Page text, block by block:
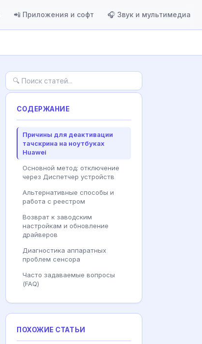
📲 Приложения и софт 🎧 Звук и мультимедиа
СОДЕРЖАНИЕ
Причины для деактивации
тачскрина на ноутбуках
Huawei
Основной метод: отключение
через Диспетчер устройств
Альтернативные способы и
работа с реестром
Возврат к заводским
настройкам и обновление
драйверов
Диагностика аппаратных
проблем сенсора
Часто задаваемые вопросы
(FAQ)
ПОХОЖИЕ СТАТЬИ